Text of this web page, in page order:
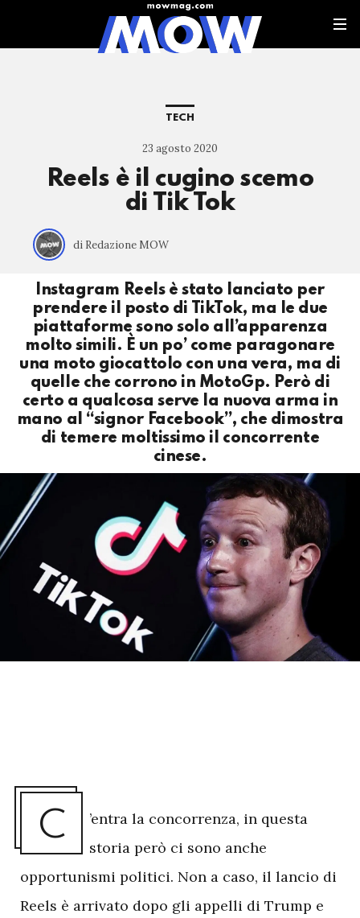
TECH
23 agosto 2020
Reels è il cugino scemo
di Tik Tok
di Redazione MOW
Instagram Reels è stato lanciato per
prendere il posto di TikTok, ma le due
piattaforme sono solo all’apparenza
molto simili. È un po’ come paragonare
una moto giocattolo con una vera, ma di
quelle che corrono in MotoGp. Però di
certo a qualcosa serve la nuova arma in
mano al “signor Facebook”, che dimostra
di temere moltissimo il concorrente
cinese.
C
’entra la concorrenza, in questa
storia però ci sono anche
opportunismi politici. Non a caso, il lancio di
Reels è arrivato dopo gli appelli di Trump e